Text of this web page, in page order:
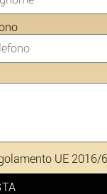
UE 2016/